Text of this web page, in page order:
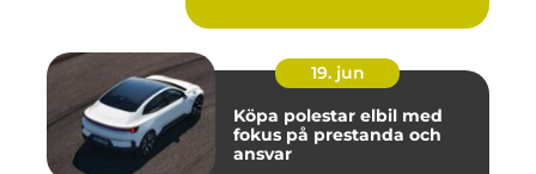
19. jun
Köpa polestar elbil med
fokus på prestanda och
ansvar